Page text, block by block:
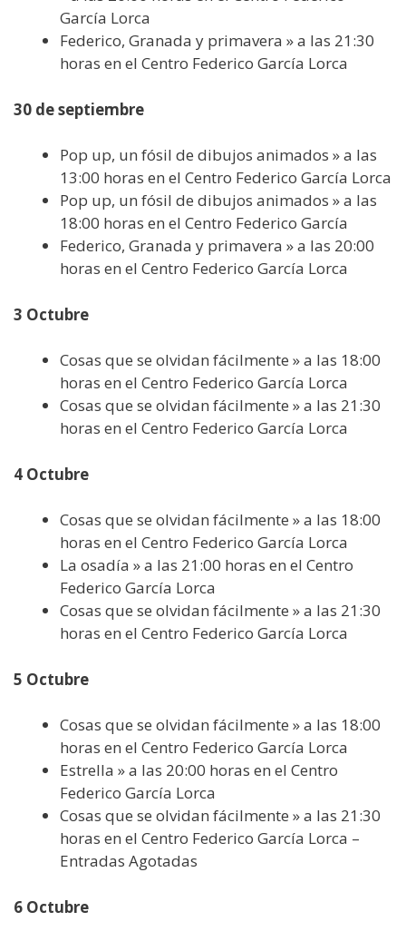
García Lorca
Federico, Granada y primavera » a las 21:30
horas en el Centro Federico García Lorca
30 de septiembre
Pop up, un fósil de dibujos animados » a las
13:00 horas en el Centro Federico García Lorca
Pop up, un fósil de dibujos animados » a las
18:00 horas en el Centro Federico García
Federico, Granada y primavera » a las 20:00
horas en el Centro Federico García Lorca
3 Octubre
Cosas que se olvidan fácilmente » a las 18:00
horas en el Centro Federico García Lorca
Cosas que se olvidan fácilmente » a las 21:30
horas en el Centro Federico García Lorca
4 Octubre
Cosas que se olvidan fácilmente » a las 18:00
horas en el Centro Federico García Lorca
La osadía » a las 21:00 horas en el Centro
Federico García Lorca
Cosas que se olvidan fácilmente » a las 21:30
horas en el Centro Federico García Lorca
5 Octubre
Cosas que se olvidan fácilmente » a las 18:00
horas en el Centro Federico García Lorca
Estrella » a las 20:00 horas en el Centro
Federico García Lorca
Cosas que se olvidan fácilmente » a las 21:30
horas en el Centro Federico García Lorca –
Entradas Agotadas
6 Octubre